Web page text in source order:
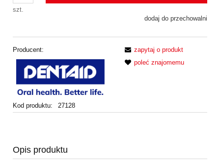
szt.
dodaj do przechowalni
Producent:
Kod produktu: 27128
zapytaj o produkt
poleć znajomemu
Opis produktu